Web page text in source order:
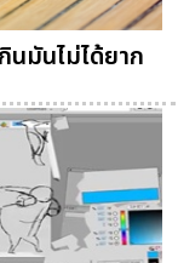
นมันไม่ได้ยาก